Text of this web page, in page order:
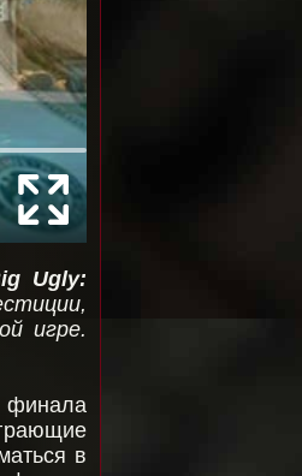
Ugly:
игре.
в